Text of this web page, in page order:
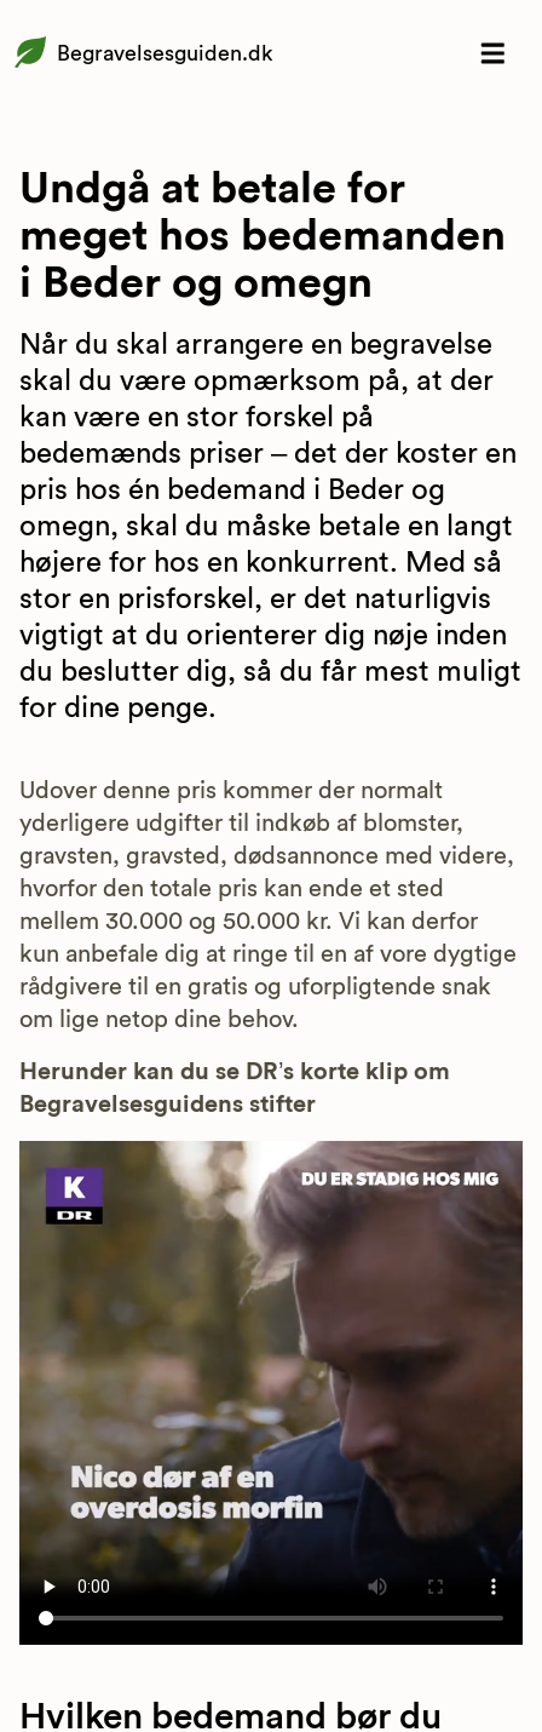
Begravelsesguiden.dk
Undgå at betale for
meget hos bedemanden
i Beder og omegn
Når du skal arrangere en begravelse
skal du være opmærksom på, at der
kan være en stor forskel på
bedemænds priser – det der koster en
pris hos én bedemand i Beder og
omegn, skal du måske betale en langt
højere for hos en konkurrent. Med så
stor en prisforskel, er det naturligvis
vigtigt at du orienterer dig nøje inden
du beslutter dig, så du får mest muligt
for dine penge.
Udover denne pris kommer der normalt
yderligere udgifter til indkøb af blomster,
gravsten, gravsted, dødsannonce med videre,
hvorfor den totale pris kan ende et sted
mellem 30.000 og 50.000 kr. Vi kan derfor
kun anbefale dig at ringe til en af vore dygtige
rådgivere til en gratis og uforpligtende snak
om lige netop dine behov.
Herunder kan du se DR’s korte klip om
Begravelsesguidens stifter
Hvilken bedemand bør du